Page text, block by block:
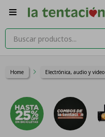

Home Electrónica, audio y video